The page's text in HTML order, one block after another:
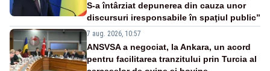
S-a întârziat depunerea din cauza unor
discursuri iresponsabile în spaţiul public”
7 aug. 2026, 10:57
ANSVSA a negociat, la Ankara, un acord
pentru facilitarea tranzitului prin Turcia al